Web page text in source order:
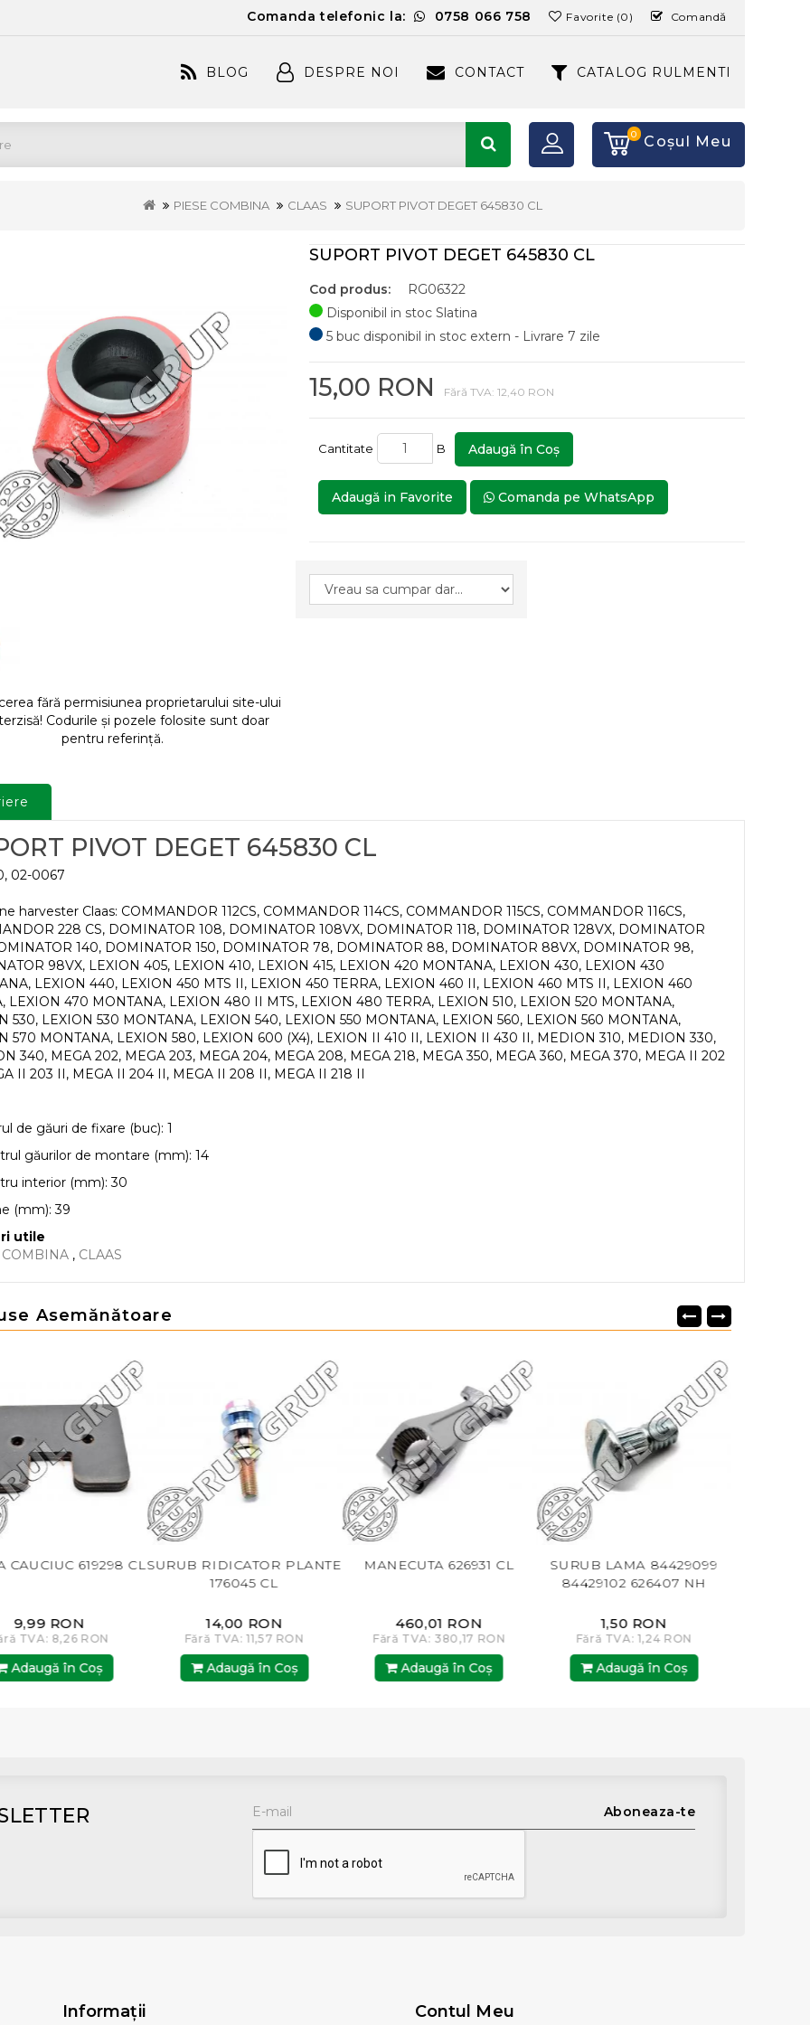
Comanda telefonic la: 0758 066 758 Favorite (0) Comandă
BLOG DESPRE NOI CONTACT CATALOG RULMENTI
0 Coşul Meu
PIESE COMBINA CLAAS SUPORT PIVOT DEGET 645830 CL
fără permisiunea proprietarului site-ului
Codurile și pozele folosite sunt doar
pentru referință.
SUPORT PIVOT DEGET 645830 CL
Cod produs:
RG06322
Disponibil in stoc Slatina
5 buc disponibil in stoc extern - Livrare 7 zile
15,00 RON Fără TVA: 12,40 RON
Cantitate B Adaugă în Coş
Adaugă in Favorite Comanda pe WhatsApp
PIVOT DEGET 645830 CL
02-0067
harvester Claas: COMMANDOR 112CS, COMMANDOR 114CS, COMMANDOR 115CS, COMMANDOR 116CS,
228 CS, DOMINATOR 108, DOMINATOR 108VX, DOMINATOR 118, DOMINATOR 128VX, DOMINATOR
140, DOMINATOR 150, DOMINATOR 78, DOMINATOR 88, DOMINATOR 88VX, DOMINATOR 98,
98VX, LEXION 405, LEXION 410, LEXION 415, LEXION 420 MONTANA, LEXION 430, LEXION 430
LEXION 440, LEXION 450 MTS II, LEXION 450 TERRA, LEXION 460 II, LEXION 460 MTS II, LEXION 460
LEXION 470 MONTANA, LEXION 480 II MTS, LEXION 480 TERRA, LEXION 510, LEXION 520 MONTANA,
530, LEXION 530 MONTANA, LEXION 540, LEXION 550 MONTANA, LEXION 560, LEXION 560 MONTANA,
570 MONTANA, LEXION 580, LEXION 600 (X4), LEXION II 410 II, LEXION II 430 II, MEDION 310, MEDION 330,
340, MEGA 202, MEGA 203, MEGA 204, MEGA 208, MEGA 218, MEGA 350, MEGA 360, MEGA 370, MEGA II 202
II 203 II, MEGA II 204 II, MEGA II 208 II, MEGA II 218 II
de găuri de fixare (buc): 1
găurilor de montare (mm): 14
interior (mm): 30
(mm): 39
utile
COMBINA , CLAAS
Asemănătoare
CLSURUB RIDICATOR PLANTE
Fără TVA: 11,57 RON
Adaugă în Coş
MANECUTA 626931 CL
Fără TVA: 380,17 RON
Adaugă în Coş
SURUB LAMA 84429099
84429102 626407 NH
Fără TVA: 1,24 RON
Adaugă în Coş
SUPORT DEGET CL 777023
Fără TVA: 84,30 RON
Adaugă în Coş
Aboneaza-te
Informaţii Contul Meu